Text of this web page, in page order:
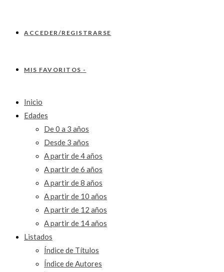
ACCEDER/REGISTRARSE
MIS FAVORITOS -
Inicio
Edades
De 0 a 3 años
Desde 3 años
A partir de 4 años
A partir de 6 años
A partir de 8 años
A partir de 10 años
A partir de 12 años
A partir de 14 años
Listados
Índice de Títulos
Índice de Autores